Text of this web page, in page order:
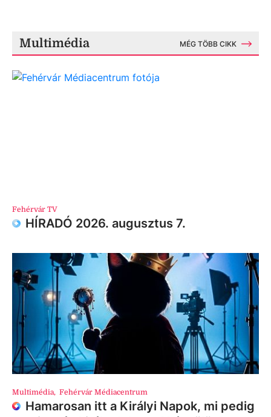
Multimédia MÉG TÖBB CIKK
Fehérvár TV
HÍRADÓ 2026. augusztus 7.
Multimédia, Fehérvár Médiacentrum
Hamarosan itt a Királyi Napok, mi pedig